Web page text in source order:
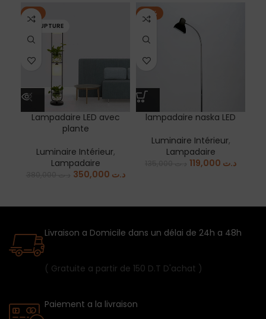
-8%
EN RUPTURE
Lampadaire LED avec
plante
Luminaire Intérieur,
Lampadaire
د.ت
-12%
lampadaire naska LED
Luminaire Intérieur,
Lampadaire
د.ت
Livraison a Domicile dans un délai de 24h a 48h
( Gratuite a partir de 150 D.T D'achat )
Paiement a la livraison